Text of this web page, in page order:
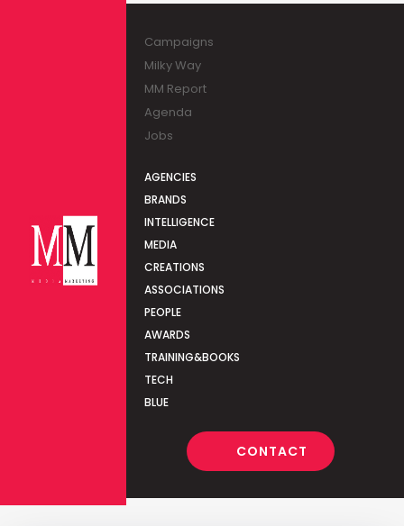
Campaigns
Milky Way
MM Report
Agenda
Jobs
AGENCIES
BRANDS
INTELLIGENCE
MEDIA
CREATIONS
ASSOCIATIONS
PEOPLE
AWARDS
TRAINING&BOOKS
TECH
BLUE
CONTACT